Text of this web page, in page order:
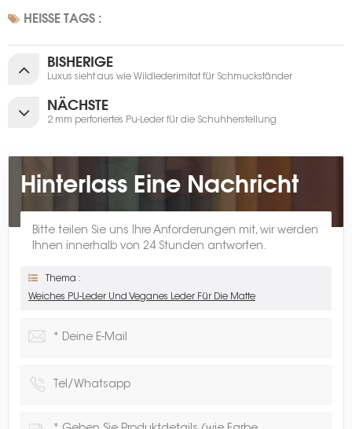
HEISSE TAGS :
BISHERIGE
Luxus sieht aus wie Wildlederimitat für Schmuckständer
NÄCHSTE
2 mm perforiertes Pu-Leder für die Schuhherstellung
Hinterlass Eine Nachricht
Bitte teilen Sie uns Ihre Anforderungen mit, wir werden
Ihnen innerhalb von 24 Stunden antworten.
Thema :
Weiches PU-Leder Und Veganes Leder Für Die Matte